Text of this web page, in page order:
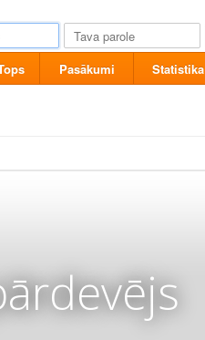
Pasākumi Statistika